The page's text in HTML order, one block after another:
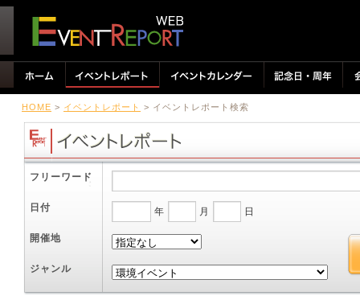
HOME > イベントレポート > イベントレポート検索
フリーワード
日付 年 月 日
開催地
ジャンル